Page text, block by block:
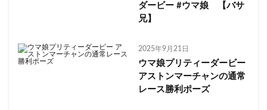
ダービー #ウマ娘 【バサ
兄】
2025年9月21日
ウマ娘プリティーダービー
アストンマーチャンの通常
レース勝利ポーズ